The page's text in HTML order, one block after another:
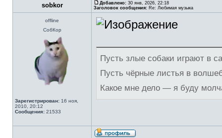
sobkor Добавлено: 30 янв, 2026, 22:18
Заголовок сообщения: Re: Любимая музыка
offline
СобКор
Зарегистрирован: 16 ноя,
2010, 20:12
Сообщения: 21533
Пусть злые собаки играют в
Пусть чёрные листья в
Какое мне дело — я буду